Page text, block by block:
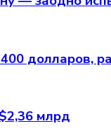
долларов,
млрд